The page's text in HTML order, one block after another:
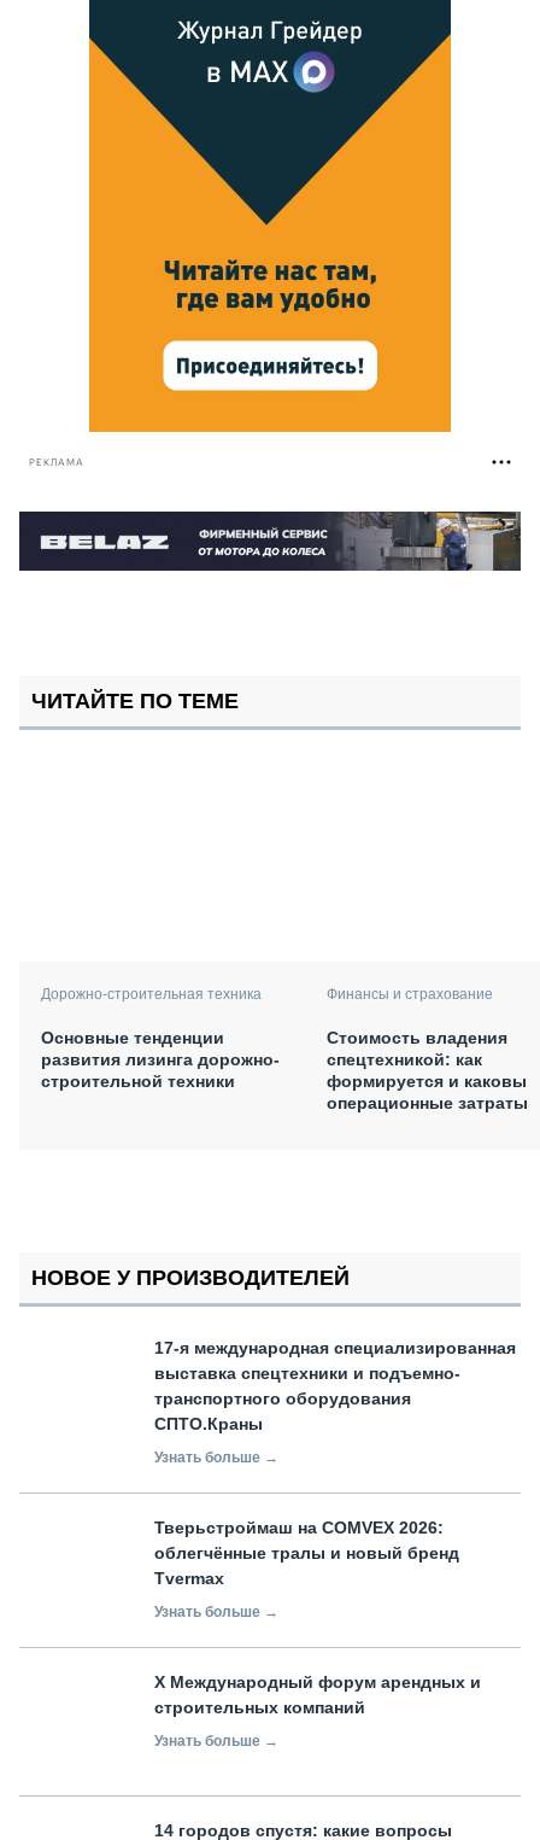
РЕКЛАМА
ЧИТАЙТЕ ПО ТЕМЕ
Дорожно-строительная техника
Основные тенденции
развития лизинга дорожно-
строительной техники
Финансы и страхование
Стоимость владения
спецтехникой: как
формируется и каковы
операционные затраты
НОВОЕ У ПРОИЗВОДИТЕЛЕЙ
17-я международная специализированная
выставка спецтехники и подъемно-
транспортного оборудования
СПТО.Краны
Узнать больше →
Тверьстроймаш на COMVEX 2026:
облегчённые тралы и новый бренд
Tvermax
Узнать больше →
X Международный форум арендных и
строительных компаний
Узнать больше →
14 городов спустя: какие вопросы